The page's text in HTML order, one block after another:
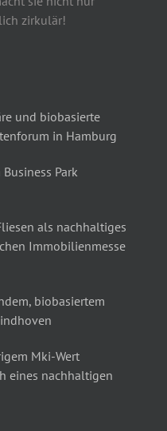
zirkulär!
und biobasierte
in Hamburg
Park
als nachhaltiges
Immobilienmesse
biobasiertem
Mki-Wert
eines nachhaltigen